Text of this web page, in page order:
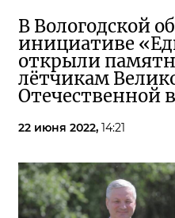
В Вологодской
инициативе
открыли
лётчикам
Отечественной
22 июня 2022, 14:21